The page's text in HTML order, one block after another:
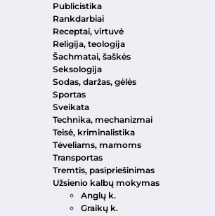
Publicistika
Rankdarbiai
Receptai, virtuvė
Religija, teologija
Šachmatai, šaškės
Seksologija
Sodas, daržas, gėlės
Sportas
Sveikata
Technika, mechanizmai
Teisė, kriminalistika
Tėveliams, mamoms
Transportas
Tremtis, pasipriešinimas
Užsienio kalbų mokymas
Anglų k.
Graikų k.